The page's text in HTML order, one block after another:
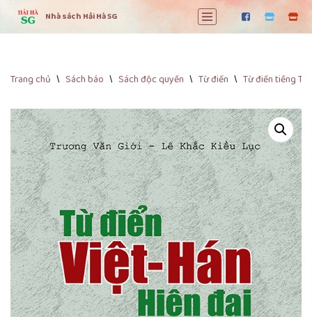
Chuyển
Nhà sách Hải Hà SG
Trang chủ \ Sách báo \ Sách độc quyền \ Từ điển \ Từ điển tiếng